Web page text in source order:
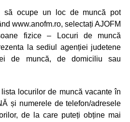
să ocupe un loc de muncă pot
www.anofm.ro, selectați AJOFM
fizice – Locuri de muncă
la sediul agenției judetene
de muncă, de domiciliu sau
locurilor de muncă vacante în
și numerele de telefon/adresele
de la care puteți obține mai